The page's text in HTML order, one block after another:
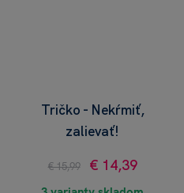
Tričko - Nekŕmiť,
zalievať!
€ 15,99 € 14,39